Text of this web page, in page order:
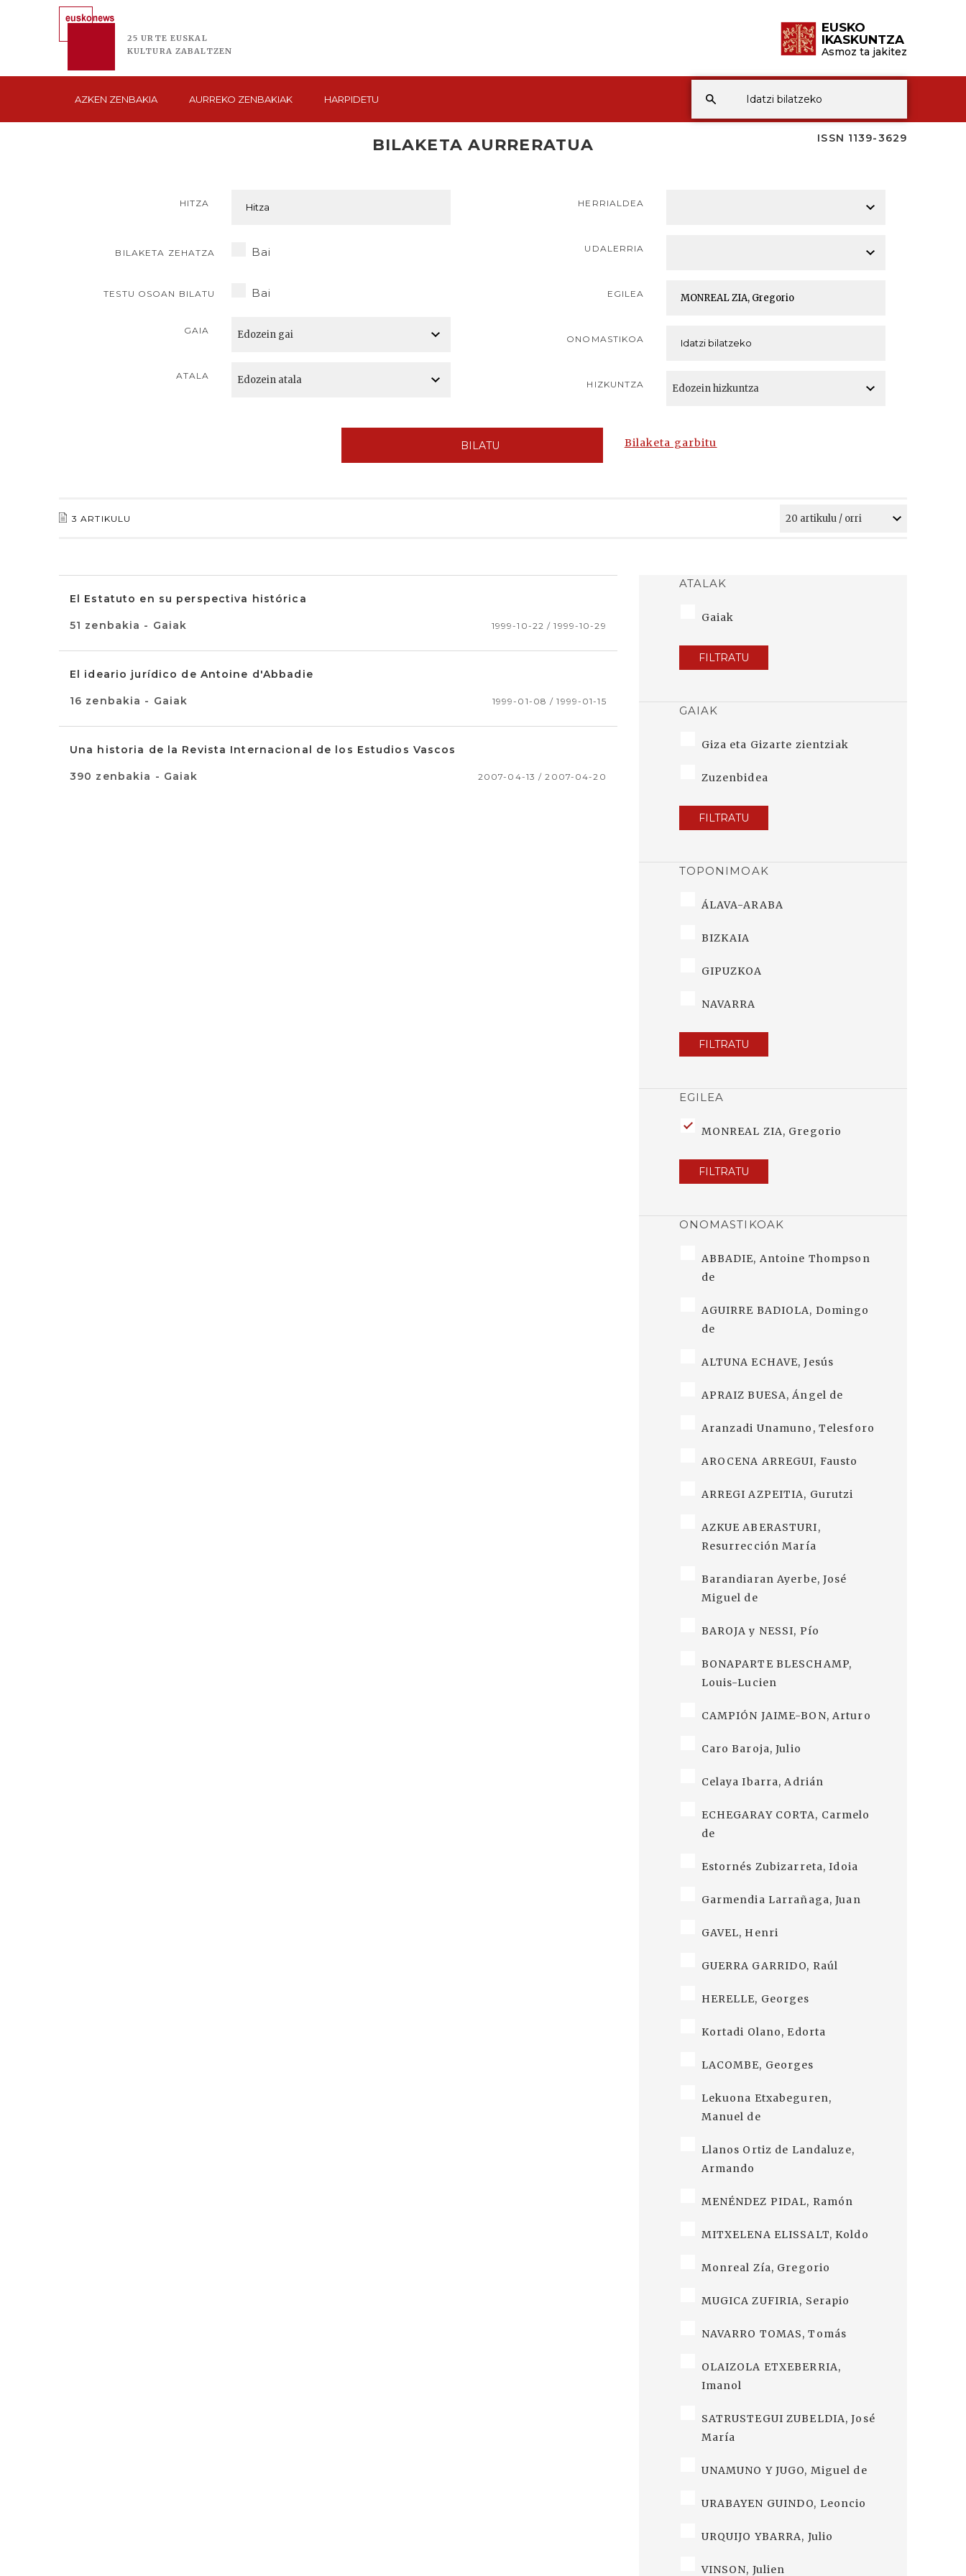
25 URTE EUSKAL
KULTURA ZABALTZEN
EUSKO
IKASKUNTZA
Asmoz ta jakitez
AZKEN ZENBAKIA AURREKO ZENBAKIAK HARPIDETU
ISSN 1139-3629
BILAKETA AURRERATUA
HITZA
BILAKETA ZEHATZA Bai
TESTU OSOAN BILATU Bai
GAIA
ATALA
HERRIALDEA
UDALERRIA
EGILEA
ONOMASTIKOA
HIZKUNTZA
BILATU Bilaketa garbitu
3 ARTIKULU
El Estatuto en su perspectiva histórica
51 zenbakia - Gaiak 1999-10-22 / 1999-10-29
El ideario jurídico de Antoine d'Abbadie
16 zenbakia - Gaiak 1999-01-08 / 1999-01-15
Una historia de la Revista Internacional de los Estudios Vascos
390 zenbakia - Gaiak 2007-04-13 / 2007-04-20
ATALAK
Gaiak
FILTRATU
GAIAK
Giza eta Gizarte zientziak
Zuzenbidea
FILTRATU
TOPONIMOAK
ÁLAVA-ARABA
BIZKAIA
GIPUZKOA
NAVARRA
FILTRATU
EGILEA
MONREAL ZIA, Gregorio
FILTRATU
ONOMASTIKOAK
ABBADIE, Antoine Thompson
de
AGUIRRE BADIOLA, Domingo
de
ALTUNA ECHAVE, Jesús
APRAIZ BUESA, Ángel de
Aranzadi Unamuno, Telesforo
AROCENA ARREGUI, Fausto
ARREGI AZPEITIA, Gurutzi
AZKUE ABERASTURI,
Resurrección María
Barandiaran Ayerbe, José
Miguel de
BAROJA y NESSI, Pío
BONAPARTE BLESCHAMP,
Louis-Lucien
CAMPIÓN JAIME-BON, Arturo
Caro Baroja, Julio
Celaya Ibarra, Adrián
ECHEGARAY CORTA, Carmelo
de
Estornés Zubizarreta, Idoia
Garmendia Larrañaga, Juan
GAVEL, Henri
GUERRA GARRIDO, Raúl
HERELLE, Georges
Kortadi Olano, Edorta
LACOMBE, Georges
Lekuona Etxabeguren,
Manuel de
Llanos Ortiz de Landaluze,
Armando
MENÉNDEZ PIDAL, Ramón
MITXELENA ELISSALT, Koldo
Monreal Zía, Gregorio
MUGICA ZUFIRIA, Serapio
NAVARRO TOMAS, Tomás
OLAIZOLA ETXEBERRIA,
Imanol
SATRUSTEGUI ZUBELDIA, José
María
UNAMUNO Y JUGO, Miguel de
URABAYEN GUINDO, Leoncio
URQUIJO YBARRA, Julio
VINSON, Julien